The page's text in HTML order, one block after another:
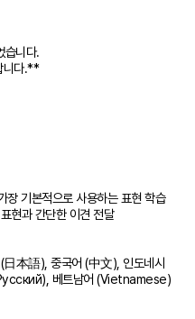
습니다.
니다.**
장 기본적으로 사용하는 표현 학습
현과 간단한 이견 전달
日本語), 중국어 (中文), 인도네시
베트남어 (Vietnamese)